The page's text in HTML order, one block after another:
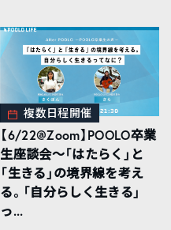
複数日程開催
【6/22@Zoom】POOLO卒業
生座談会〜「はたらく」と
「生きる」の境界線を考え
る。「自分らしく生きる」
っ...